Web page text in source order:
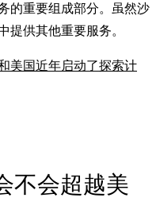
的重要组成部分。虽然沙
提供其他重要服务。
美国近年启动了探索计
不会超越美